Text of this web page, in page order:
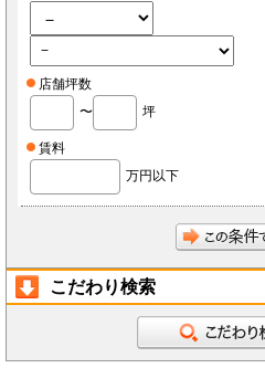
店舗坪数
〜
坪
賃料
万円以下
こだわり検索